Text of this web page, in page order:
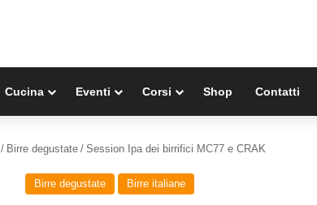
Cucina Eventi Corsi Shop Contatti
/ Birre degustate / Session Ipa dei birrifici MC77 e CRAK
Birre degustate Birre italiane